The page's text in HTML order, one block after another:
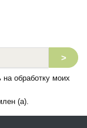
>
обработку моих
(а).